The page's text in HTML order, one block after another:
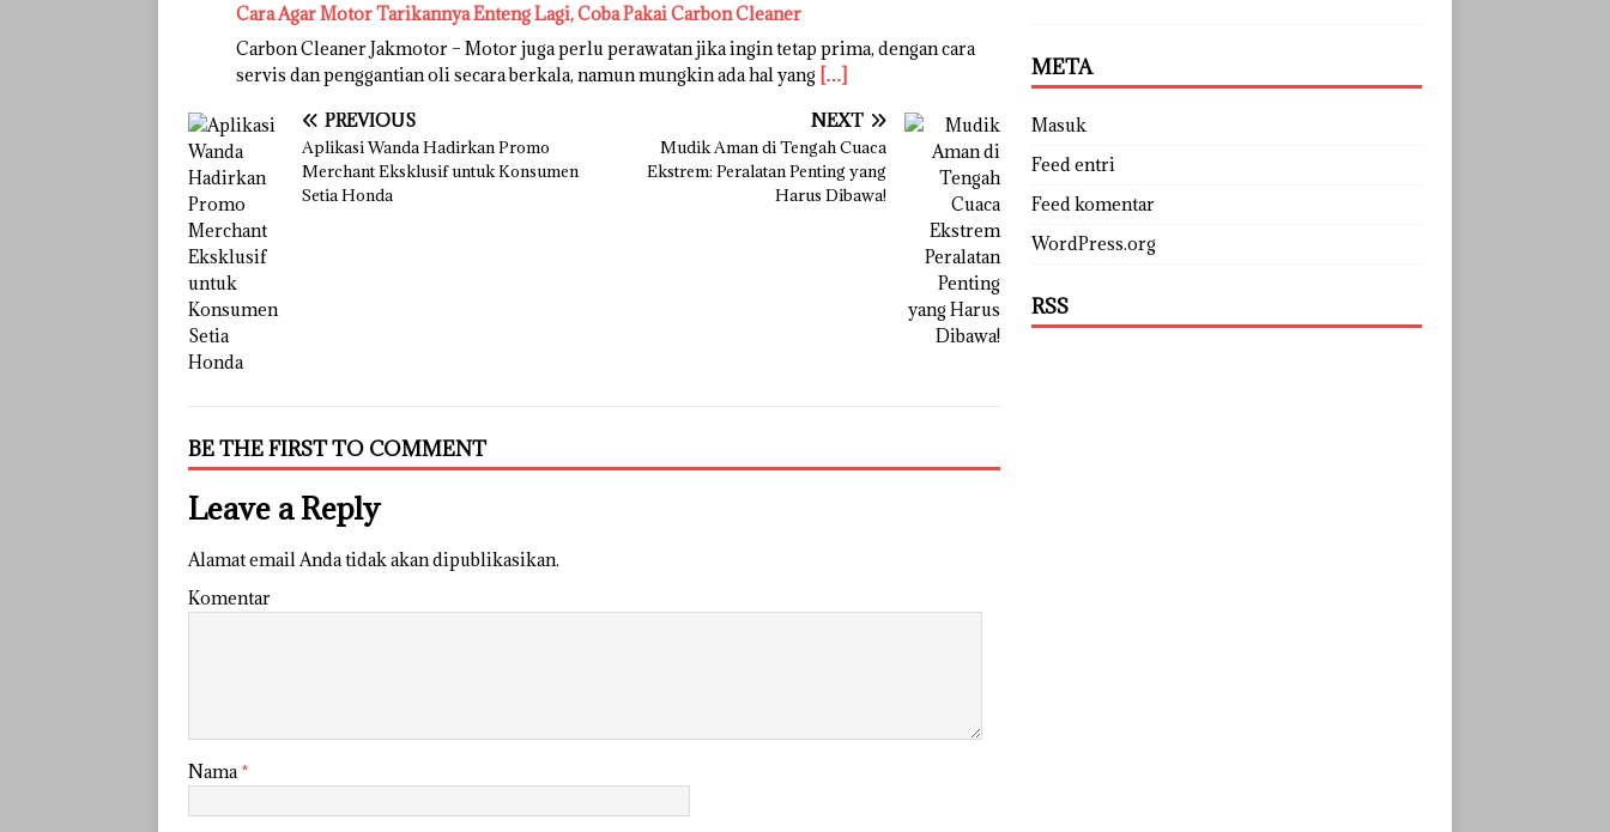
Cara Agar Motor Tarikannya Enteng Lagi, Coba Pakai Carbon Cleaner
Carbon Cleaner Jakmotor – Motor juga perlu perawatan jika ingin tetap prima, dengan cara
servis dan penggantian oli secara berkala, namun mungkin ada hal yang […]
PREVIOUS
Aplikasi Wanda Hadirkan Promo
Merchant Eksklusif untuk Konsumen
Setia Honda
NEXT
Mudik Aman di Tengah Cuaca
Ekstrem: Peralatan Penting yang
Harus Dibawa!
BE THE FIRST TO COMMENT
Leave a Reply
Alamat email Anda tidak akan dipublikasikan.
Komentar
Nama*
META
Masuk
Feed entri
Feed komentar
WordPress.org
RSS